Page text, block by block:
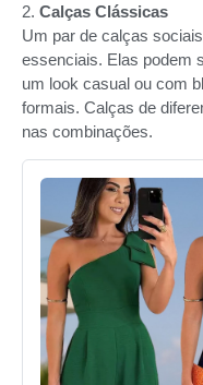
2. Calças Clássicas
Um par de calças
essenciais. Elas podem
um look casual ou com
formais. Calças de
nas combinações.